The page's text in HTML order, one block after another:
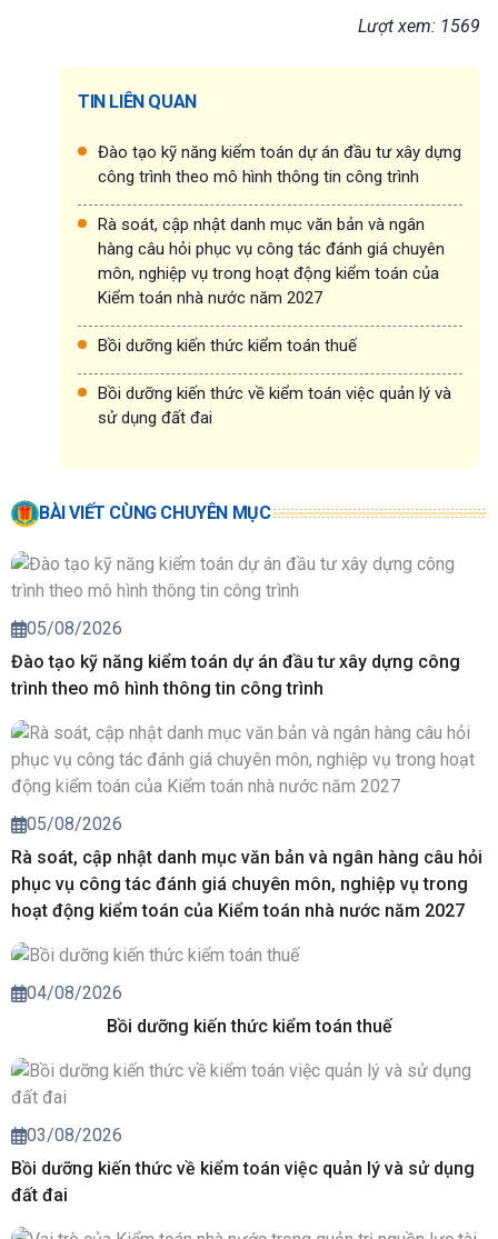
Lượt xem: 1569
TIN LIÊN QUAN
Đào tạo kỹ năng kiểm toán dự án đầu tư xây dựng
công trình theo mô hình thông tin công trình
Rà soát, cập nhật danh mục văn bản và ngân
hàng câu hỏi phục vụ công tác đánh giá chuyên
môn, nghiệp vụ trong hoạt động kiểm toán của
Kiểm toán nhà nước năm 2027
Bồi dưỡng kiến thức kiểm toán thuế
Bồi dưỡng kiến thức về kiểm toán việc quản lý và
sử dụng đất đai
BÀI VIẾT CÙNG CHUYÊN MỤC
05/08/2026
Đào tạo kỹ năng kiểm toán dự án đầu tư xây dựng công
trình theo mô hình thông tin công trình
05/08/2026
Rà soát, cập nhật danh mục văn bản và ngân hàng câu hỏi
phục vụ công tác đánh giá chuyên môn, nghiệp vụ trong
hoạt động kiểm toán của Kiểm toán nhà nước năm 2027
04/08/2026
Bồi dưỡng kiến thức kiểm toán thuế
03/08/2026
Bồi dưỡng kiến thức về kiểm toán việc quản lý và sử dụng
đất đai